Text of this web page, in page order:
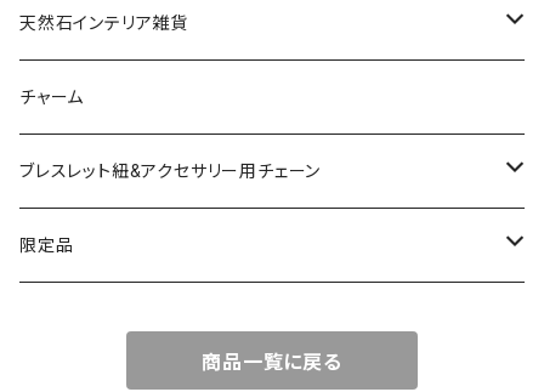
ドゥルージー
ソーラークォーツ
コッパー
アゲート
天然石インテリア雑貨
天然石スライスコースター
天然石キャンドルホルダー
チャーム
ブレスレット紐&アクセサリー用チェーン
ネックレスチェーン
限定品
商品一覧に戻る